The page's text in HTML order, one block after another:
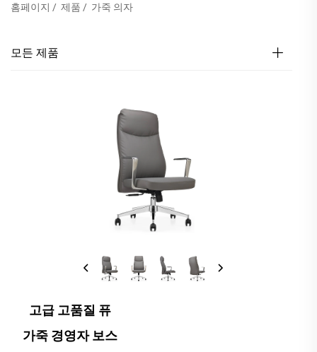
홈페이지 / 제품 / 가죽 의자
모든 제품
고급 고품질 퓨
가죽 경영자 보스